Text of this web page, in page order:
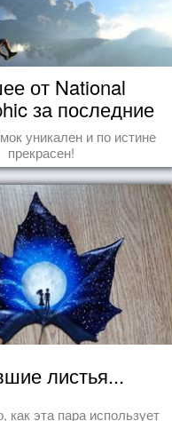
от National
за последние
пару лет
уникален и по истине
прекрасен!
листья...
как эта пара использует